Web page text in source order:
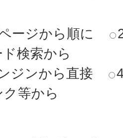
ージから順に
検索から
ジンから直接
等から